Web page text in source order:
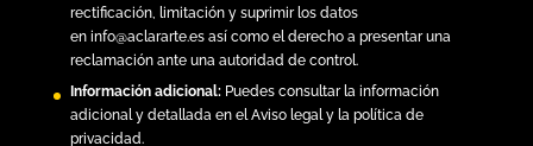
rectificación, limitación y suprimir los datos
en info@aclararte.esasí como el derecho a presentar una
reclamación ante una autoridad de control.
Información adicional:Puedes consultar la información
adicional y detallada en elAviso legal y la política de
privacidad.